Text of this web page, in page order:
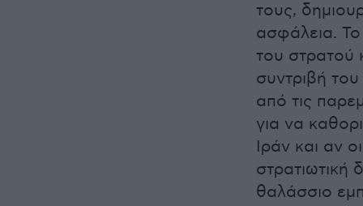
τους,
ασφάλεια.
του στρατού
συντριβή
από τις
για να
Ιράν και αν
θαλάσσιο